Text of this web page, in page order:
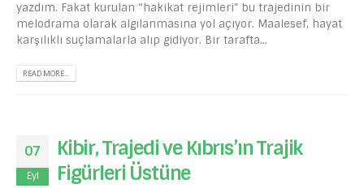
yazdım. Fakat kurulan “hakikat rejimleri” bu trajedinin bir
melodrama olarak algılanmasına yol açıyor. Maalesef, hayat
karşılıklı suçlamalarla alıp gidiyor. Bir tarafta...
READ MORE...
07
Eyl
Kibir, Trajedi ve Kıbrıs’ın Trajik
Figürleri Üstüne